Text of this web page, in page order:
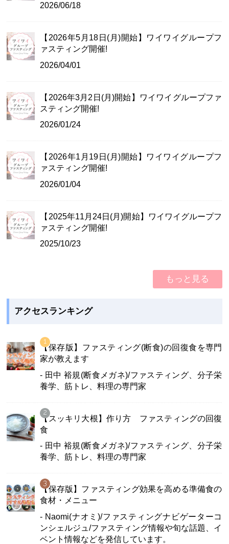
2026/06/18
【2026年5月18日(月)開始】ワイワイグループフ
ァスティング開催!
2026/04/01
【2026年3月2日(月)開始】ワイワイグループファ
スティング開催!
2026/01/24
【2026年1月19日(月)開始】ワイワイグループフ
ァスティング開催!
2026/01/04
【2025年11月24日(月)開始】ワイワイグループフ
ァスティング開催!
2025/10/23
もっと見る
アクセスランキング
【保存版】ファスティング(断食)の回復食を専門
家が教えます
- 田中 裕規(断食メガネ)/ファスティング、分子栄
養学、筋トレ、料理の専門家
【スッキリ大根】作り方 ファスティングの回復
食
- 田中 裕規(断食メガネ)/ファスティング、分子栄
養学、筋トレ、料理の専門家
【保存版】ファスティング効果を高める準備食の
食材・メニュー
- Naomi(ナオミ)/ファスティングナビゲーターコ
ンシェルジュ/ファスティング情報や旬な話題、イ
ベント情報などを発信しています。